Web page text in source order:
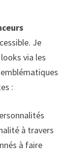
Je
via les
:
à travers
à faire